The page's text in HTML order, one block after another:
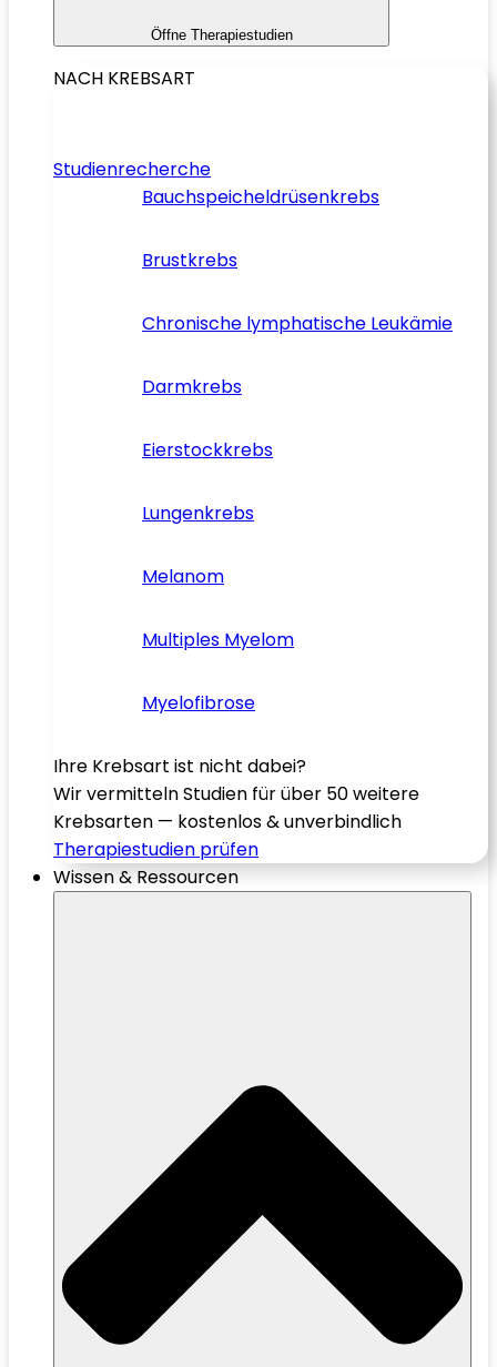
Öffne Therapiestudien
NACH KREBSART
Studienrecherche
Bauchspeicheldrüsenkrebs
Brustkrebs
Chronische lymphatische Leukämie
Darmkrebs
Eierstockkrebs
Lungenkrebs
Melanom
Multiples Myelom
Myelofibrose
Ihre Krebsart ist nicht dabei?
Wir vermitteln Studien für über 50 weitere
Krebsarten — kostenlos & unverbindlich
Therapiestudien prüfen
Wissen & Ressourcen